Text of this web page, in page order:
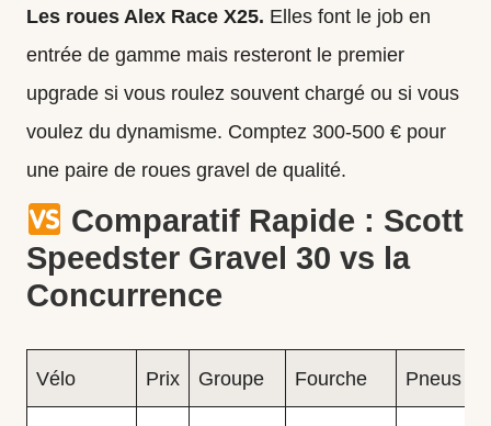
Les roues Alex Race X25. Elles font le job en
entrée de gamme mais resteront le premier
upgrade si vous roulez souvent chargé ou si vous
voulez du dynamisme. Comptez 300-500 € pour
une paire de roues gravel de qualité.
Comparatif Rapide : Scott
Speedster Gravel 30 vs la
Concurrence
Vélo Prix Groupe Fourche Pneus